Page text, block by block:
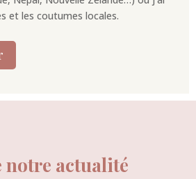
et les coutumes locales.
notre actualité